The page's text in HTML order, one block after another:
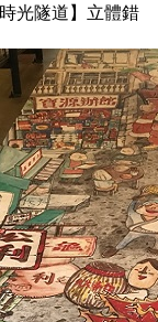
光隧道】立體錯